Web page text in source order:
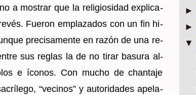
a mos­trar que la re­li­gio­si­dad ex­pli­ca­
Fue­ron em­pla­za­dos con un fin hi­
pre­ci­sa­men­te en razón de una re­
sus re­glas la de no tirar ba­su­ra al­
e íco­nos. Con mucho de chan­ta­je
“ve­ci­nos” y au­to­ri­da­des ape­la­
►
►
▼